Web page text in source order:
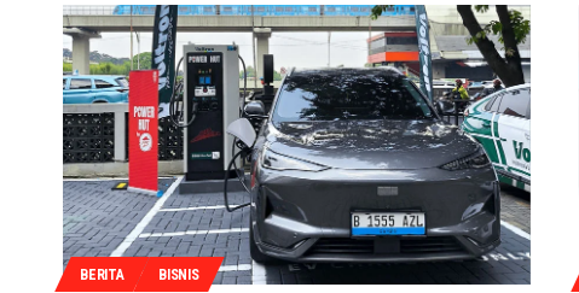
BERITA BISNIS